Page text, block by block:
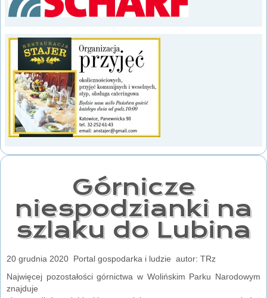
Górnicze
niespodzianki na
szlaku do Lubina
20 grudnia 2020 Portal gospodarka i ludzie autor: TRz
Najwięcej pozostałości górnictwa w Wolińskim Parku Narodowym
znajduje